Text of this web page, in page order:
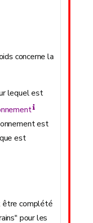
concerne la
lequel est
est
est
être complété
pour les